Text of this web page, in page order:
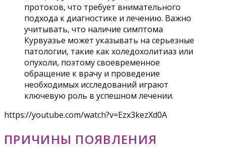
протоков, что требует внимательного
подхода к диагностике и лечению. Важно
учитывать, что наличие симптома
Курвуазье может указывать на серьезные
патологии, такие как холедохолитиаз или
опухоли, поэтому своевременное
обращение к врачу и проведение
необходимых исследований играют
ключевую роль в успешном лечении.
https://youtube.com/watch?v=Ezx3kezXd0A
ПРИЧИНЫ ПОЯВЛЕНИЯ